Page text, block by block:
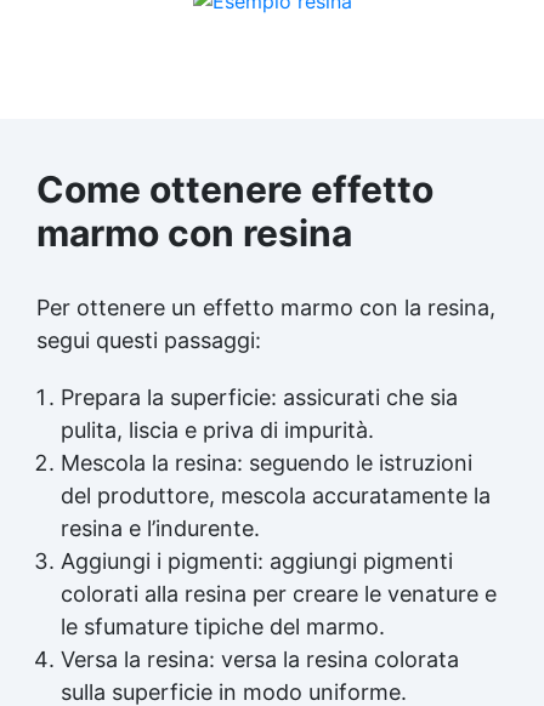
Come ottenere effetto
marmo con resina
Per ottenere un effetto marmo con la resina,
segui questi passaggi:
Prepara la superficie: assicurati che sia
pulita, liscia e priva di impurità.
Mescola la resina: seguendo le istruzioni
del produttore, mescola accuratamente la
resina e l’indurente.
Aggiungi i pigmenti: aggiungi pigmenti
colorati alla resina per creare le venature e
le sfumature tipiche del marmo.
Versa la resina: versa la resina colorata
sulla superficie in modo uniforme.